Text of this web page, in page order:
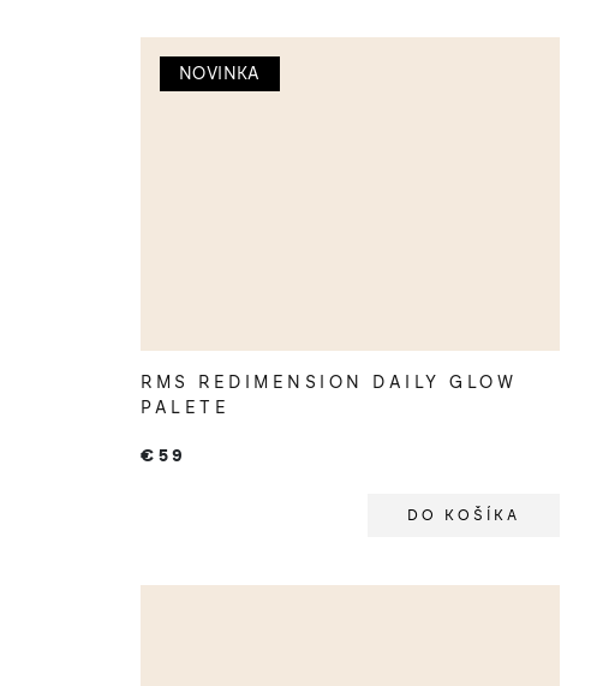
NOVINKA
RMS REDIMENSION DAILY GLOW
PALETE
€59
DO KOŠÍKA